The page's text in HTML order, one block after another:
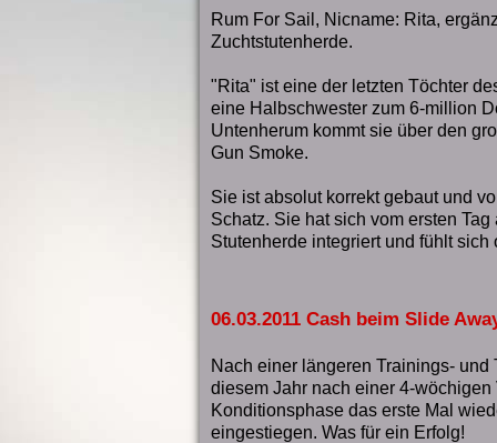
Rum For Sail, Nicname: Rita,
Zuchtstutenherde.
"Rita" ist eine der letzten Töchter
eine Halbschwester zum 6-million
Untenherum kommt sie über den
Gun Smoke.
Sie ist absolut korrekt gebaut und
Schatz. Sie hat sich vom ersten
Stutenherde integriert und fühlt
06.03.2011 Cash beim Slide
Nach einer längeren Trainings-
diesem Jahr nach einer 4-wöchigen
Konditionsphase das erste Mal
eingestiegen. Was für ein Erfolg!